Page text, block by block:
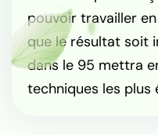
pouvoir travailler
que le résultat soit
dans le 95 mettra
techniques les plus